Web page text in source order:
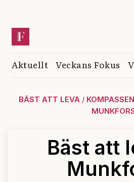
Aktuellt Veckans Fokus
BÄST ATT LEVA / KOMPASSEN
Bäst att